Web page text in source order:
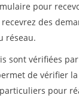
pour
des
réseau.
sont vérifiées
de vérifier
pour